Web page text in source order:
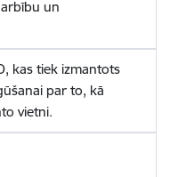
un
kas tiek izmantots
par to, kā
vietni.